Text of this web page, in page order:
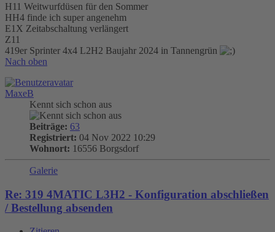
H11 Weitwurfdüsen für den Sommer
HH4 finde ich super angenehm
E1X Zeitabschaltung verlängert
Z11
419er Sprinter 4x4 L2H2 Baujahr 2024 in Tannengrün
Nach oben
MaxeB
Kennt sich schon aus
Beiträge: 63
Registriert: 04 Nov 2022 10:29
Wohnort: 16556 Borgsdorf
Galerie
Re: 319 4MATIC L3H2 - Konfiguration abschließen
/ Bestellung absenden